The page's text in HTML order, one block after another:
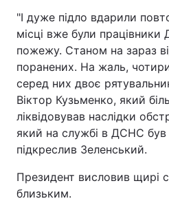
"І дуже підло вдарили
місці вже були працівники
пожежу. Станом на зараз
поранених. На жаль,
серед них двоє
Віктор Кузьменко, який
ліквідовував наслідки
який на службі в ДСНС був
підкреслив Зеленський.
Президент висловив щирі
близьким.